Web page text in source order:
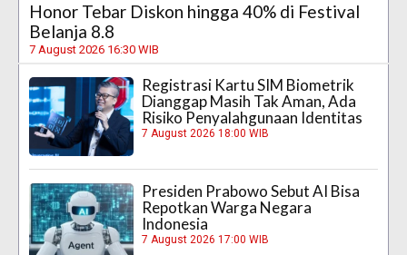
Honor Tebar Diskon hingga 40% di Festival
Belanja 8.8
7 August 2026 16:30 WIB
Registrasi Kartu SIM Biometrik
Dianggap Masih Tak Aman, Ada
Risiko Penyalahgunaan Identitas
7 August 2026 18:00 WIB
Presiden Prabowo Sebut AI Bisa
Repotkan Warga Negara
Indonesia
7 August 2026 17:00 WIB